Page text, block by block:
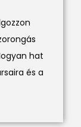
hat
és a